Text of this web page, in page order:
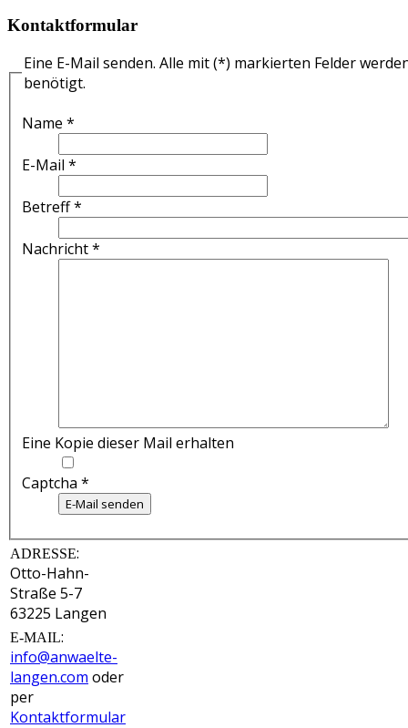
Kontaktformular
Eine E-Mail senden. Alle mit (*) markierten Felder
benötigt.
Name *
E-Mail *
Betreff*
Nachricht*
Eine Kopie dieser Mail erhalten
Captcha *
E-Mail senden
ADRESSE:
Otto-Hahn-
Straße 5-7
63225 Langen
E-MAIL:
info@anwaelte-
langen.com oder
per
Kontaktformular